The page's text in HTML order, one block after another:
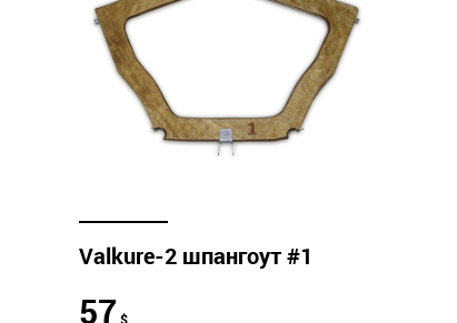
Valkure-2 шпангоут #1
57 $